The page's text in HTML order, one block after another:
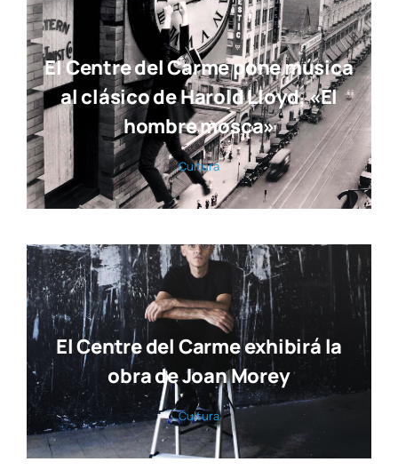
El Centre del Carme pone música
al clásico de Harold Lloyd, «El
hombre mosca»
Cul­tu­ra
El Centre del Carme exhibirá la
obra de Joan Morey
Cul­tu­ra